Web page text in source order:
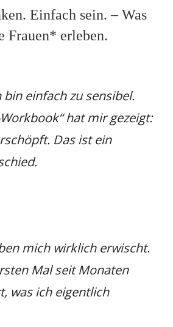
Einfach sein. – Was
Frauen* erleben.
bin einfach zu sensibel.
hat mir gezeigt:
Das ist ein
mich wirklich erwischt.
Mal seit Monaten
was ich eigentlich